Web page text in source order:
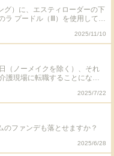
グ）に、エスティローダーの下
ラ プードル（Ⅲ）を使用してい
地が結構パサパサするのです
整の意味もあって使わざるをえ
2025/11/10
（ノーメイクを除く）、それ
等あるし、Diorやダブルウェア
てみたら、若い時は違和感なか
仕事です
下がり気味なので、参考にさ
2025/7/22
ファンデも落とせますか？
2025/6/28